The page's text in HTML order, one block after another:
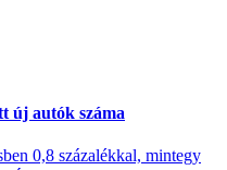
új autók száma
0,8 százalékkal, mintegy